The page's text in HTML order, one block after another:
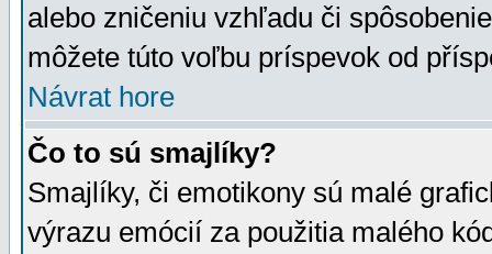
alebo zničeniu vzhľadu či
môžete túto voľbu príspevok od
Návrat hore
Čo to sú smajlíky?
Smajlíky, či emotikony sú malé
výrazu emócií za použitia malého